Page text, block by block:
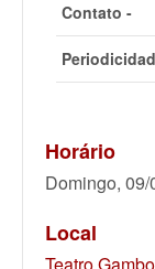
Contato -
Horário
Domingo,
Local